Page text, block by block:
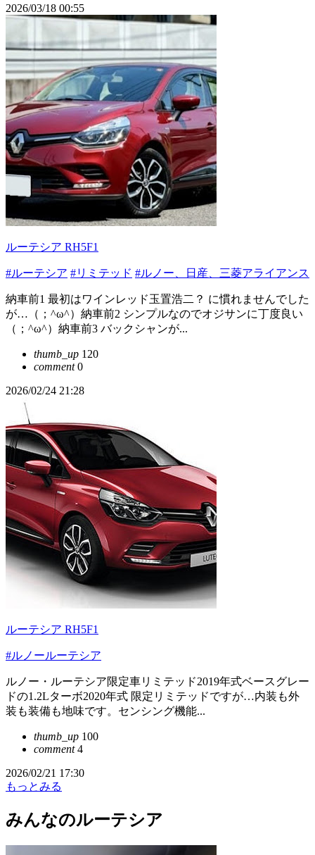
2026/03/18 00:55
ルーテシア RH5F1
#ルーテシア #リミテッド #ルノー、日産、三菱アライアンス
納車前1 最初はワインレッド玉置浩二？ に慣れませんでした
が…（；^ω^）納車前2 シンプルなのでオジサンに丁度良い
（；^ω^）納車前3 バックシャンが...
thumb_up 120
comment0
2026/02/24 21:28
ルーテシア RH5F1
#ルノールーテシア
ルノー・ルーテシア限定車リミテッド2019年式ベースグレー
ドの1.2Lターボ2020年式 限定リミテッドですが…内装も外
装も装備も地味です。センシング機能...
thumb_up 100
comment4
2026/02/21 17:30
もっとみる
みんなのルーテシア